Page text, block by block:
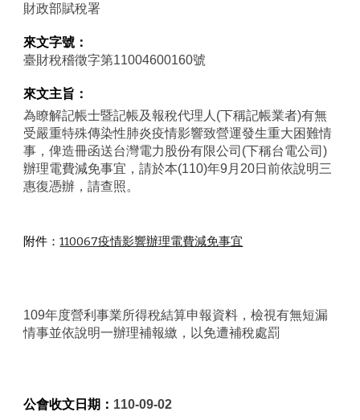
財政部賦稅署
來文字號：
臺財稅稽徵字第11004600160號
來文主旨：
為瞭解記帳士暨記帳及報稅代理人(下稱記帳業者)有無
受嚴重特殊傳染性肺炎疫情影響致營運發生重大困難情
事，俾造冊函送台灣電力股份有限公司(下稱台電公司)
辦理電費減免事宜，請於本(110)年9月20日前依說明三
惠復憑辦，請查照。
附件：110067疫情影響辦理電費減免事宜
109年度營利事業所得稅結算申報資料，檢視有無短漏
情事並依說明一辦理補報繳，以免遭補稅處罰
公會收文日期： 110-09-02